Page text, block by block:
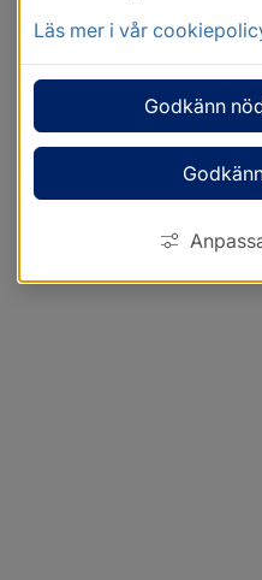
Läs mer i vår
Godkänn